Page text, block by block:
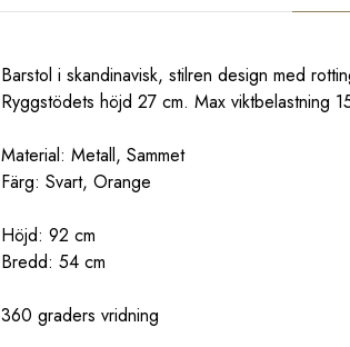
Barstol i skandinavisk, stilren design med
Ryggstödets höjd 27 cm. Max viktbelastning
Material: Metall, Sammet
Färg: Svart, Orange
Höjd: 92 cm
Bredd: 54 cm
360 graders vridning